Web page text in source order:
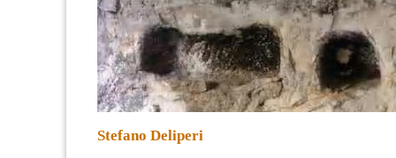
Stefano Deliperi